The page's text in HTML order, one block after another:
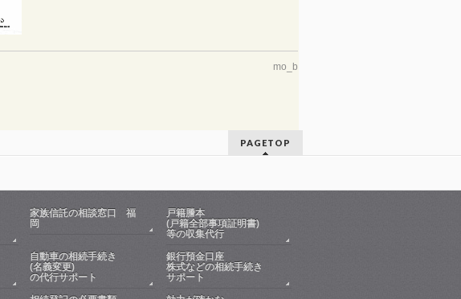
mo_b
PAGETOP
家族信託の相談窓口 福
岡
戸籍謄本
(戸籍全部事項証明書)
等の収集代行
自動車の相続手続き
(名義変更)
の代行サポート
銀行預金口座
株式などの相続手続き
サポート